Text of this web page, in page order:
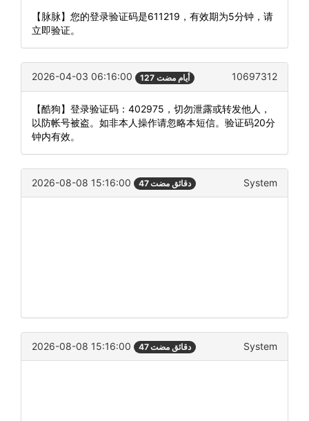
【脉脉】您的登录验证码是611219，有效期为5分钟，请
立即验证。
2026-04-03 06:16:00 127 أيام مضت 10697312
【酷狗】登录验证码：402975，切勿泄露或转发他人，
以防帐号被盗。如非本人操作请忽略本短信。验证码20分
钟内有效。
2026-08-08 15:16:00 47 دقائق مضت System
2026-08-08 15:16:00 47 دقائق مضت System